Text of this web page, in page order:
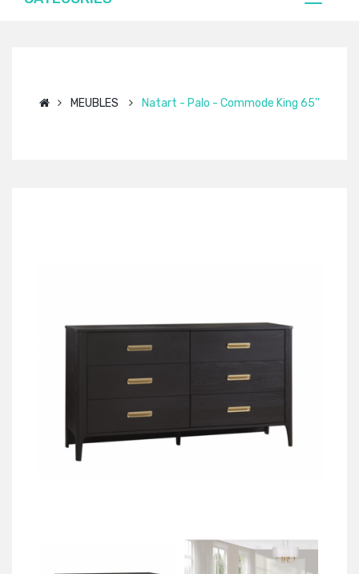
MEUBLES Natart - Palo - Commode King 65''